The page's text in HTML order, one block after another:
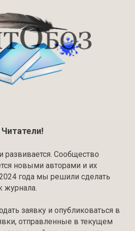
развивается. Сообщество
новыми авторами и их
года мы решили сделать
журнала.
заявку и опубликоваться в
отправленные в текущем